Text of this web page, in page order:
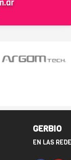
GERBIO
EN LAS